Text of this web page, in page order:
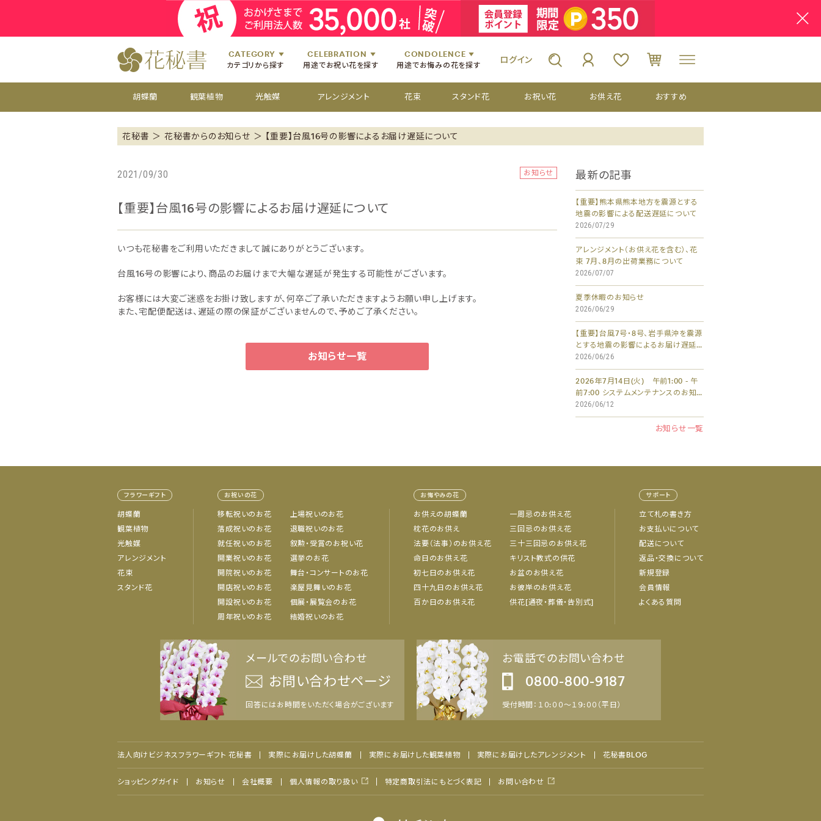
CATEGORY
カテゴリから探す
お祝い花
お供え花
おすすめ
CELEBRATION
用途でお祝い花を探す
開店祝いのお花
開設祝いのお花
楽屋見舞いのお花
個展・展覧会のお花
CONDOLENCE
用途でお悔みの花を探す
四十九日のお供え花
百か日のお供え花
お彼岸のお供え花
供花[通夜・葬儀・告別式]
ログイン
胡蝶蘭 観葉植物 光触媒 アレンジメント 花束 スタンド花 お祝い花 お供え花 おすすめ
花秘書 花秘書からのお知らせ 【重要】台風16号の影響によるお届け遅延について
2021/09/30 お知らせ
【重要】台風16号の影響によるお届け遅延について
いつも花秘書をご利用いただきまして誠にありがとうございます。
台風16号の影響により、商品のお届けまで大幅な遅延が発生する可能性がございます。
お客様には大変ご迷惑をお掛け致しますが、何卒ご了承いただきますようお願い申し上げます。
また、宅配便配送は、遅延の際の保証がございませんので、予めご了承ください。
お知らせ一覧
最新の記事
【重要】熊本県熊本地方を震源とする
地震の影響による配送遅延について
2026/07/29
アレンジメント（お供え花を含む）、花
束 7月、8月の出荷業務について
2026/07/07
夏季休暇のお知らせ
2026/06/29
【重要】台風7号・8号、岩手県沖を震源
とする地震の影響によるお届け遅延
について
2026/06/26
2026年7月14日(火) 午前1:00 - 午
前7:00 システムメンテナンスのお知ら
せ
2026/06/12
お知らせ一覧
フラワーギフト
胡蝶蘭
観葉植物
光触媒
アレンジメント
花束
スタンド花
お祝いの花
移転祝いのお花
落成祝いのお花
就任祝いのお花
開業祝いのお花
開院祝いのお花
開店祝いのお花
開設祝いのお花
周年祝いのお花
上場祝いのお花
退職祝いのお花
叙勲・受賞のお祝い花
選挙のお花
舞台・コンサートのお花
楽屋見舞いのお花
個展・展覧会のお花
結婚祝いのお花
お悔やみの花
お供えの胡蝶蘭
枕花のお供え
法要（法事）のお供え花
命日のお供え花
初七日のお供え花
四十九日のお供え花
百か日のお供え花
一周忌のお供え花
三回忌のお供え花
三十三回忌のお供え花
キリスト教式の供花
お盆のお供え花
お彼岸のお供え花
供花[通夜・葬儀・告別式]
サポート
立て札の書き方
お支払いについて
配送について
返品・交換について
新規登録
会員情報
よくある質問
メールでのお問い合わせ
お問い合わせページ
回答にはお時間をいただく場合がございます
お電話でのお問い合わせ
0800-800-9187
受付時間：１０:００～１９:００（平日）
法人向けビジネスフラワーギフト 花秘書 実際にお届けした胡蝶蘭 実際にお届けした観葉植物 実際にお届けしたアレンジメント 花秘書BLOG
ショッピングガイド お知らせ 会社概要 個人情報の取り扱い 特定商取引法にもとづく表記 お問い合わせ